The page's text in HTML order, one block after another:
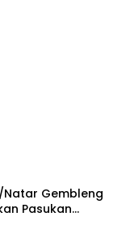
Natar Gembleng
Pasukan
Tingkat